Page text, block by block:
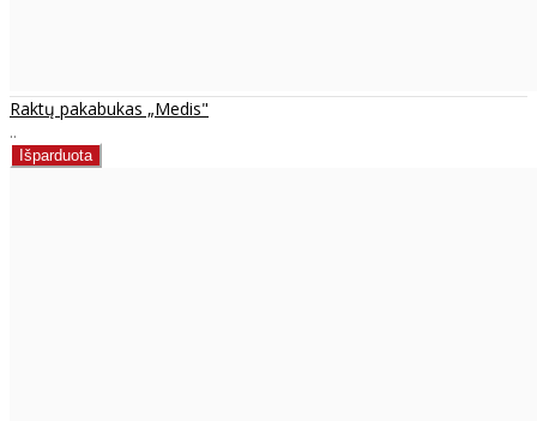
Raktų pakabukas „Medis"
..